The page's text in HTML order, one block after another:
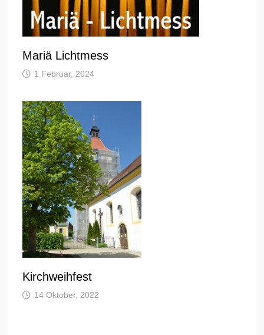
Mariä Lichtmess
1 Februar, 2024
Kirchweihfest
14 Oktober, 2022